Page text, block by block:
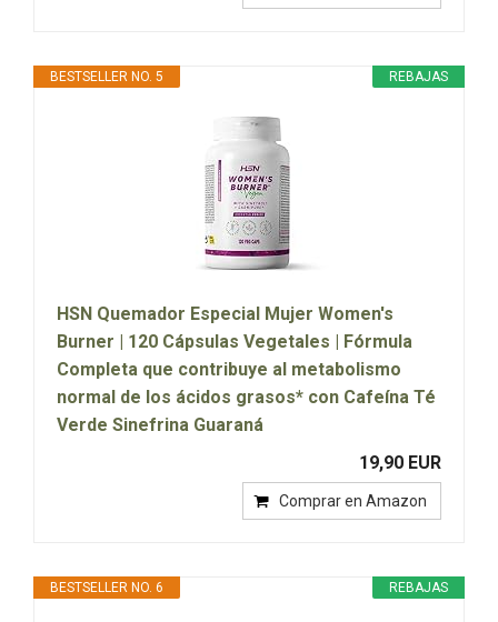
REBAJAS
BESTSELLER NO. 5
HSN Quemador Especial Mujer Women's
Burner | 120 Cápsulas Vegetales | Fórmula
Completa que contribuye al metabolismo
normal de los ácidos grasos* con Cafeína Té
Verde Sinefrina Guaraná
19,90 EUR
Comprar en Amazon
REBAJAS
BESTSELLER NO. 6